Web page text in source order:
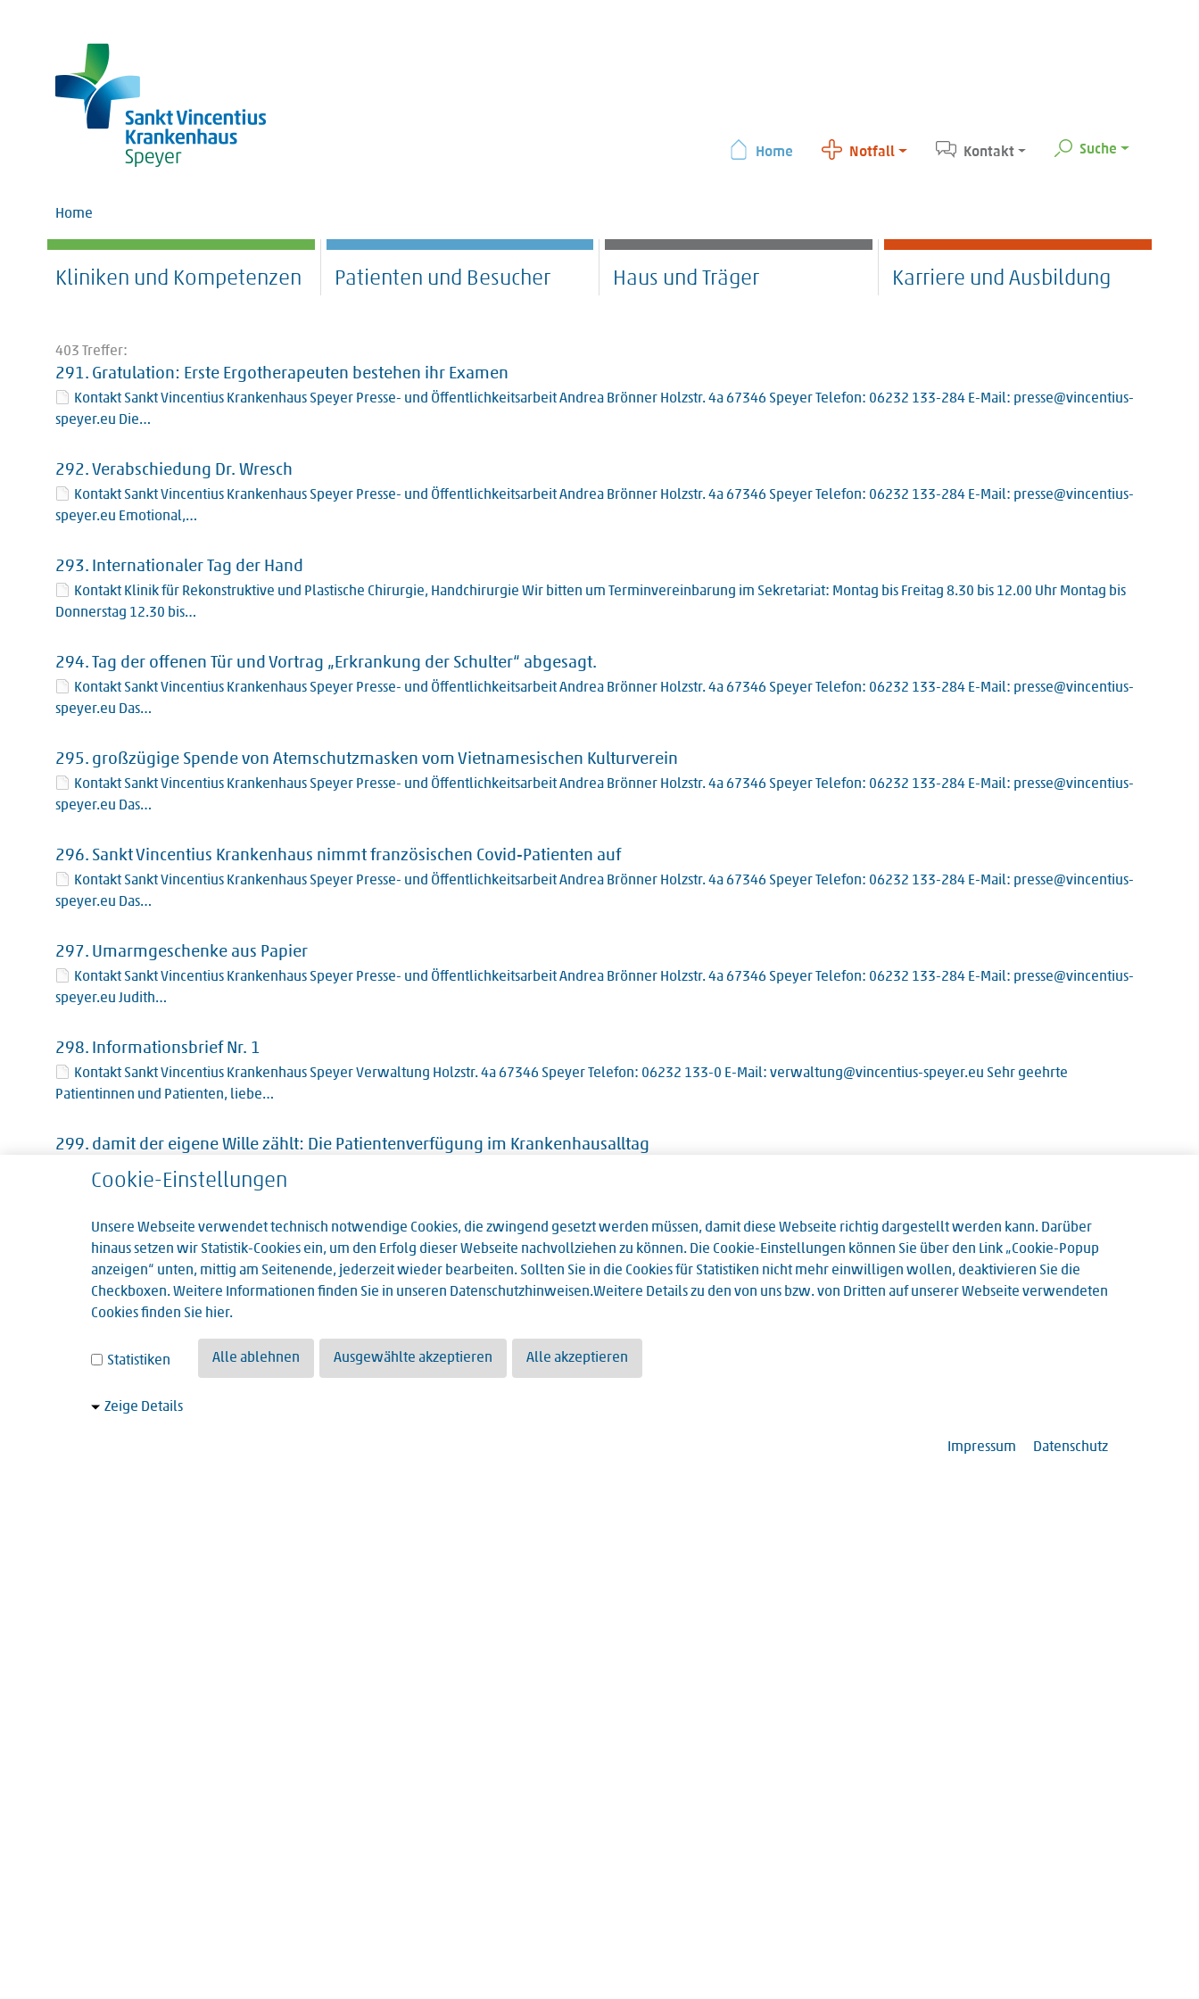
Home Notfall Kontakt Suche
Home
Kliniken und Kompetenzen Patienten und Besucher Haus und Träger Karriere und Ausbildung
403 Treffer:
291. Gratulation: Erste Ergotherapeuten bestehen ihr Examen
Kontakt Sankt Vincentius Krankenhaus Speyer Presse- und Öffentlichkeitsarbeit Andrea Brönner Holzstr. 4a 67346 Speyer Telefon: 06232 133-284 E-Mail: presse@vincentius-
speyer.eu Die…
292. Verabschiedung Dr. Wresch
Kontakt Sankt Vincentius Krankenhaus Speyer Presse- und Öffentlichkeitsarbeit Andrea Brönner Holzstr. 4a 67346 Speyer Telefon: 06232 133-284 E-Mail: presse@vincentius-
speyer.eu Emotional,…
293. Internationaler Tag der Hand
Kontakt Klinik für Rekonstruktive und Plastische Chirurgie, Handchirurgie Wir bitten um Terminvereinbarung im Sekretariat: Montag bis Freitag 8.30 bis 12.00 Uhr Montag bis
Donnerstag 12.30 bis…
294. Tag der offenen Tür und Vortrag „Erkrankung der Schulter“ abgesagt.
Kontakt Sankt Vincentius Krankenhaus Speyer Presse- und Öffentlichkeitsarbeit Andrea Brönner Holzstr. 4a 67346 Speyer Telefon: 06232 133-284 E-Mail: presse@vincentius-
speyer.eu Das…
295. großzügige Spende von Atemschutzmasken vom Vietnamesischen Kulturverein
Kontakt Sankt Vincentius Krankenhaus Speyer Presse- und Öffentlichkeitsarbeit Andrea Brönner Holzstr. 4a 67346 Speyer Telefon: 06232 133-284 E-Mail: presse@vincentius-
speyer.eu Das…
296. Sankt Vincentius Krankenhaus nimmt französischen Covid-Patienten auf
Kontakt Sankt Vincentius Krankenhaus Speyer Presse- und Öffentlichkeitsarbeit Andrea Brönner Holzstr. 4a 67346 Speyer Telefon: 06232 133-284 E-Mail: presse@vincentius-
speyer.eu Das…
297. Umarmgeschenke aus Papier
Kontakt Sankt Vincentius Krankenhaus Speyer Presse- und Öffentlichkeitsarbeit Andrea Brönner Holzstr. 4a 67346 Speyer Telefon: 06232 133-284 E-Mail: presse@vincentius-
speyer.eu Judith…
298. Informationsbrief Nr. 1
Kontakt Sankt Vincentius Krankenhaus Speyer Verwaltung Holzstr. 4a 67346 Speyer Telefon: 06232 133-0 E-Mail: verwaltung@vincentius-speyer.eu Sehr geehrte
Patientinnen und Patienten, liebe…
299. damit der eigene Wille zählt: Die Patientenverfügung im Krankenhausalltag
Klinik für Anästhesie und Intensivmedizin Holzstraße 4a 67346 Speyer Telefon: 06232 133-378 Telefax: 06232 133-229 E-Mail: anaesthesie@vincentius-speyer.de ... damit
Schlaffer Bauch adé - was Sie über eine Bauchdeckenstraffung wissen sollten
Schlaffer Bauch adé - was Sie über eine Bauchdeckenstraffung wissen sollten. Dr. med. Falko von Stillfried, leitender Oberarzt der Klinik für Rekonstruktive und Plastische
Chirugie,…
Cookie-Einstellungen
Unsere Webseite verwendet technisch notwendige Cookies, die zwingend gesetzt werden müssen, damit diese Webseite richtig dargestellt werden kann. Darüber
hinaus setzen wir Statistik-Cookies ein, um den Erfolg dieser Webseite nachvollziehen zu können. Die Cookie-Einstellungen können Sie über den Link „Cookie-Popup
anzeigen“ unten, mittig am Seitenende, jederzeit wieder bearbeiten. Sollten Sie in die Cookies für Statistiken nicht mehr einwilligen wollen, deaktivieren Sie die
Checkboxen. Weitere Informationen finden Sie in unseren Datenschutzhinweisen.Weitere Details zu den von uns bzw. von Dritten auf unserer Webseite verwendeten
Cookies finden Sie hier.
Statistiken Alle ablehnen Ausgewählte akzeptieren Alle akzeptieren
Zeige Details
Impressum Datenschutz